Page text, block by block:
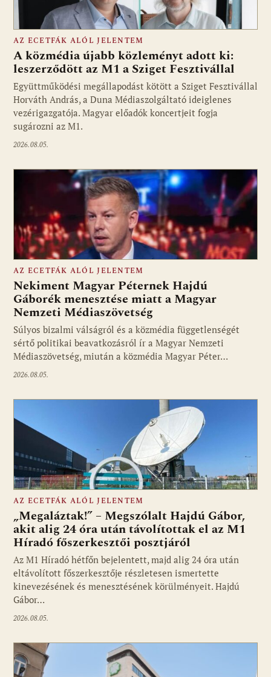
Fotó: media1.hu
AZ ECETFÁK ALÓL JELENTEM
A közmédia újabb közleményt adott ki:
leszerződött az M1 a Sziget Fesztivállal
Együttműködési megállapodást kötött a Sziget Fesztivállal
Horváth András, a Duna Médiaszolgáltató ideiglenes
vezérigazgatója. Magyar előadók koncertjeit fogja
sugározni az M1.
2026.08.05.
Fotó: media1.hu
AZ ECETFÁK ALÓL JELENTEM
Nekiment Magyar Péternek Hajdú
Gáborék menesztése miatt a Magyar
Nemzeti Médiaszövetség
Súlyos bizalmi válságról és a közmédia függetlenségét
sértő politikai beavatkozásról ír a Magyar Nemzeti
Médiaszövetség, miután a közmédia Magyar Péter…
2026.08.05.
Fotó: media1.hu
AZ ECETFÁK ALÓL JELENTEM
„Megaláztak!” – Megszólalt Hajdú Gábor,
akit alig 24 óra után távolítottak el az M1
Híradó főszerkesztői posztjáról
Az M1 Híradó hétfőn bejelentett, majd alig 24 óra után
eltávolított főszerkesztője részletesen ismertette
kinevezésének és menesztésének körülményeit. Hajdú
Gábor…
2026.08.05.